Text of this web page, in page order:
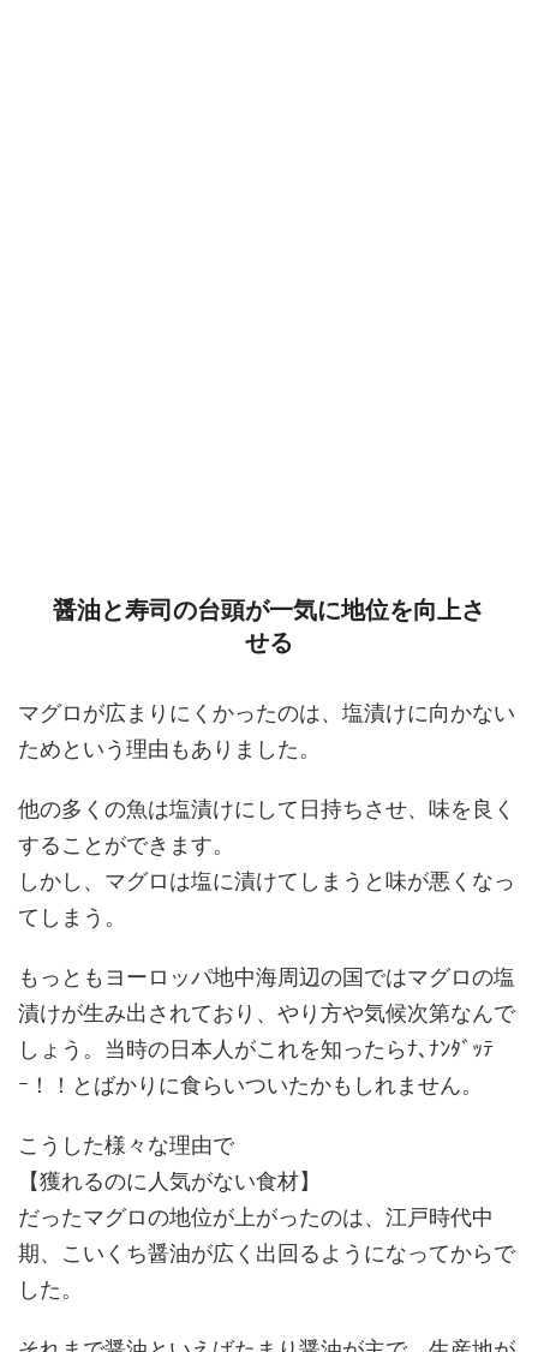
醤油と寿司の台頭が一気に地位を向上さ
せる
マグロが広まりにくかったのは、塩漬けに向かない
ためという理由もありました。
他の多くの魚は塩漬けにして日持ちさせ、味を良く
することができます。
しかし、マグロは塩に漬けてしまうと味が悪くなっ
てしまう。
もっともヨーロッパ地中海周辺の国ではマグロの塩
漬けが生み出されており、やり方や気候次第なんで
しょう。当時の日本人がこれを知ったらﾅ､ﾅﾝﾀﾞｯﾃ
ｰ！！とばかりに食らいついたかもしれません。
こうした様々な理由で
【獲れるのに人気がない食材】
だったマグロの地位が上がったのは、江戸時代中
期、こいくち醤油が広く出回るようになってからで
した。